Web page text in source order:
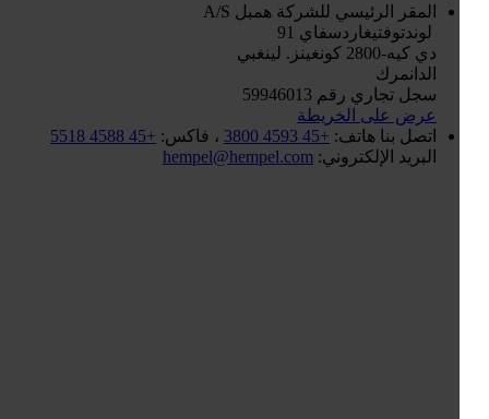
المقر الرئيسي للشركةهمبل A/S
لوندتوفتيغاردسفاي 91
دي كيه-2800 كونغينز. لينغبي
الدانمرك
سجل تجاري رقم 59946013
عرض على الخريطة
اتصل بنا هاتف:+45 4593 3800 ، فاكس:+45 4588 5518
البريد الإلكتروني:hempel@hempel.com